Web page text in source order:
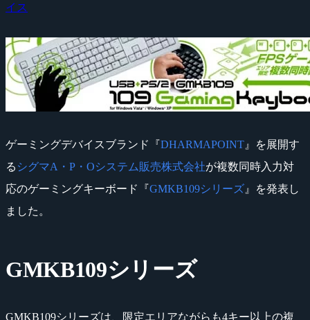
イス
ゲーミングデバイスブランド『DHARMAPOINT 』を展開す
る シグマA・P・Oシステム販売株式会社が複数同時入力対
応のゲーミングキーボード『GMKB109シリーズ 』を発表し
ました。
GMKB109シリーズ
GMKB109シリーズは、限定エリアながらも4キー以上の複